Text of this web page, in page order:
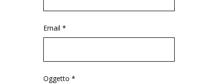
Email *
Oggetto *